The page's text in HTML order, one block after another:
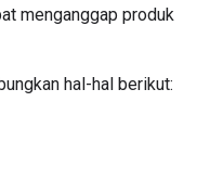
menganggap produk
hal-hal berikut: